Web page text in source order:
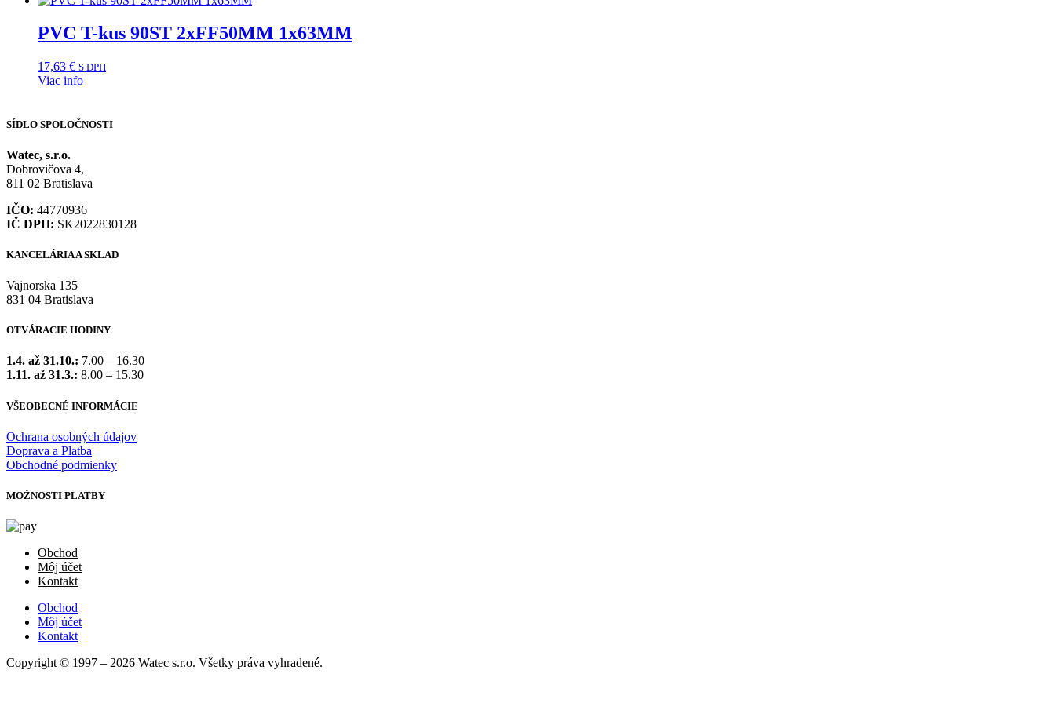
PVC T-kus 90ST 2xFF50MM 1x63MM
17,63 € S DPH
Viac info
SÍDLO SPOLOČNOSTI
Watec, s.r.o.
Dobrovičova 4,
811 02 Bratislava
IČO: 44770936
IČ DPH: SK2022830128
KANCELÁRIA A SKLAD
Vajnorska 135
831 04 Bratislava
OTVÁRACIE HODINY
1.4. až 31.10.: 7.00 – 16.30
1.11. až 31.3.: 8.00 – 15.30
VŠEOBECNÉ INFORMÁCIE
Ochrana osobných údajov
Doprava a Platba
Obchodné podmienky
MOŽNOSTI PLATBY
Obchod
Môj účet
Kontakt
Obchod
Môj účet
Kontakt
Copyright © 1997 – 2026 Watec s.r.o. Všetky práva vyhradené.